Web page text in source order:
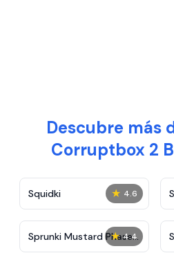
Descubre más
Corruptbox 2
★ 4.6
Squidki
★ 4.4
Sprunki Mustard Phase
2